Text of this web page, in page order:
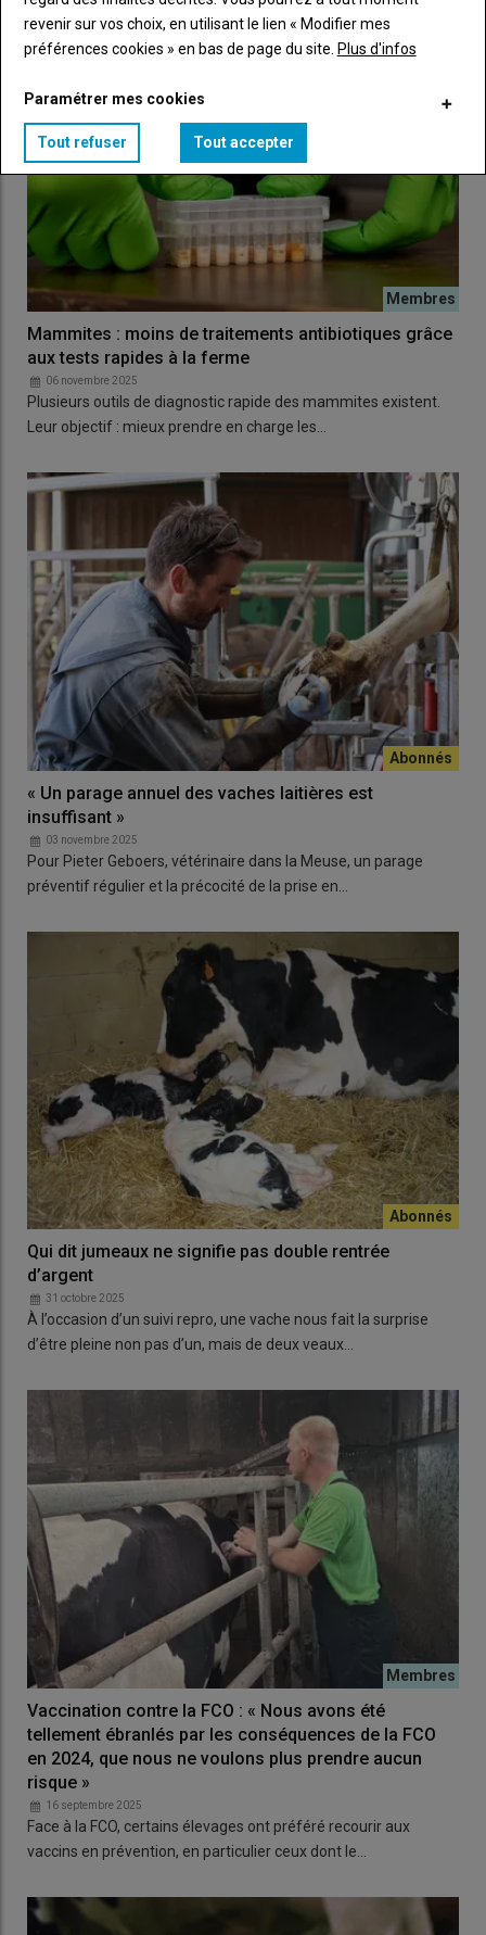
Mammites : moins de traitements antibiotiques grâce
aux tests rapides à la ferme
06 novembre 2025
Plusieurs outils de diagnostic rapide des mammites existent.
Leur objectif : mieux prendre en charge les…
« Un parage annuel des vaches laitières est
insuffisant »
03 novembre 2025
Pour Pieter Geboers, vétérinaire dans la Meuse, un parage
préventif régulier et la précocité de la prise en…
Qui dit jumeaux ne signifie pas double rentrée
d’argent
31 octobre 2025
À l’occasion d’un suivi repro, une vache nous fait la surprise
d’être pleine non pas d’un, mais de deux veaux…
Vaccination contre la FCO : « Nous avons été
tellement ébranlés par les conséquences de la FCO
en 2024, que nous ne voulons plus prendre aucun
risque »
16 septembre 2025
Face à la FCO, certains élevages ont préféré recourir aux
vaccins en prévention, en particulier ceux dont le…
revenir sur vos choix, en utilisant le lien « Modifier mes
préférences cookies » en bas de page du site. Plus d'infos
Paramétrer mes cookies
Tout refuser Tout accepter